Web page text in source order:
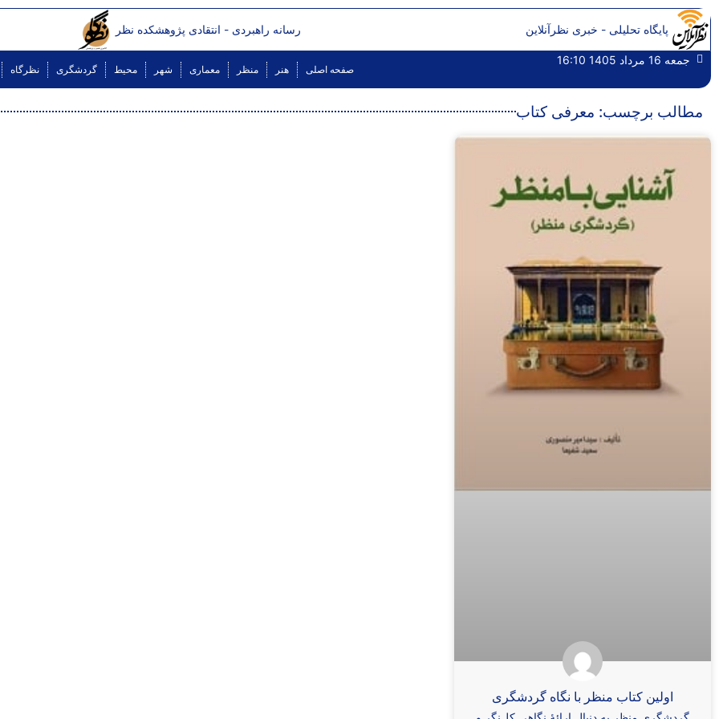
پایگاه تحلیلی - خبری نظرآنلاین رسانه راهبردی - انتقادی پژوهشکده نظر
جمعه 16 مرداد 1405 16:10
صفحه اصلی هنر منظر معماری شهر محیط گردشگری نظرگاه
مطالب برچسب: معرفی کتاب
اولین کتاب منظر با نگاه گردشگری